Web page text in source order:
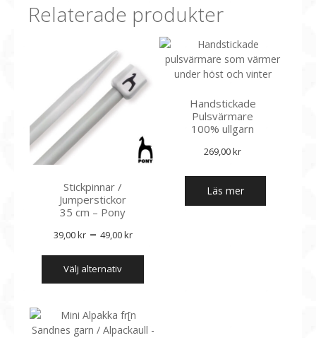
Relaterade produkter
Stickpinnar /
Jumperstickor
35 cm – Pony
39,00kr – 49,00krPrisintervall:
39,00 kr
välj alternativ
Den
produkten
varianter.
Handstickade
Pulsvärmare
100% ullgarn
269,00kr
Läs mer